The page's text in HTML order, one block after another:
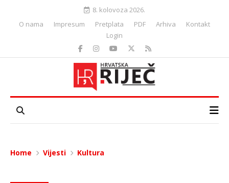
8. kolovoza 2026.
O nama
Impresum Pretplata PDF Arhiva
Kontakt
Login
Home Vijesti Kultura